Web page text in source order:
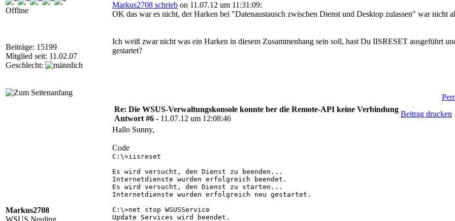
Offline
Beiträge: 15199
Mitglied seit: 11.02.07
Geschlecht:
Markus2708 schrieb on 11.07.12 um 11:31:09:
OK das war es nicht, der Harken bei "Datenaustausch zwischen Dienst und Desktop zulassen" war nicht
Ich weiß zwar nicht was ein Harken in diesem Zusammenhang sein soll, hast Du IISRESET ausgeführt
gestartet?
Markus2708
WSUS Neuling
Re: Die WSUS-Verwaltungskonsole konnte ber die Remote-API keine Verbindung
Antwort #6 - 11.07.12 um 12:08:46
Beitrag drucken
Hallo Sunny,
Code
C:\>iisreset
Es wird versucht, den Dienst zu beenden...
Internetdienste wurden erfolgreich beendet.
Es wird versucht, den Dienst zu starten...
Internetdienste wurden erfolgreich neu gestartet.
C:\>net stop WSUSService
Update Services wird beendet.